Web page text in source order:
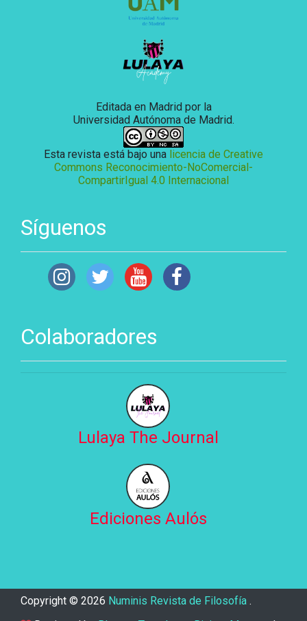
Editada en Madrid por la
Universidad Autónoma de Madrid.
Esta revista está bajo una licencia de Creative
Commons Reconocimiento-NoComercial-
CompartirIgual 4.0 Internacional
Síguenos
Colaboradores
Lulaya The Journal
Ediciones Aulós
Copyright © 2026 Numinis Revista de Filosofía .